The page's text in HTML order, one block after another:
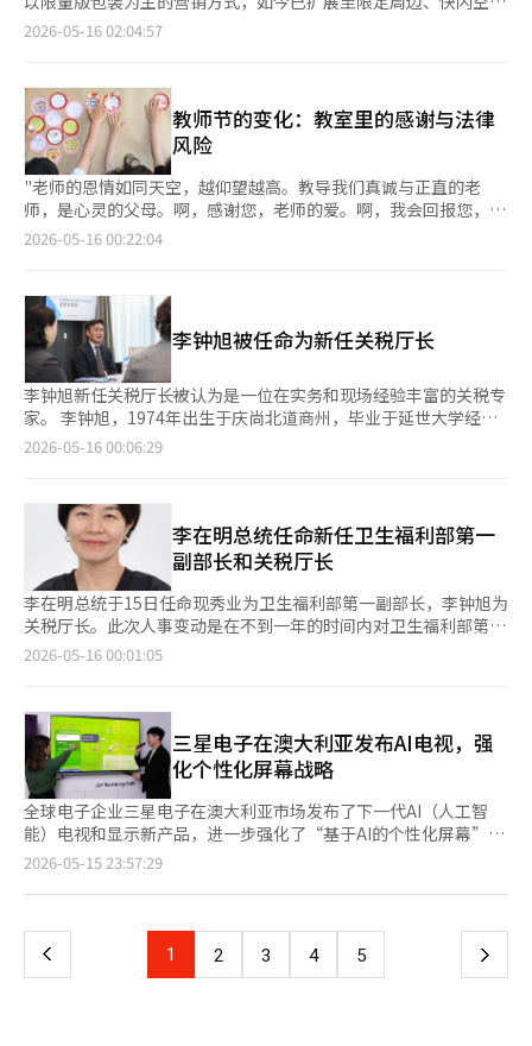
文化交流意义。”※ 本报道经人工智能（AI）系统翻译与编辑。
国旅游公社和地方自治团体共同推进的反价旅行项目，为前往人口
减少地区的游客提供住宿、餐饮、体验等旅行费用的一半，通过手
追加预算，将支持地区从20个扩大到30个。 实际上，密阳市5月份
的预申请在一天内就提前结束。崔部长当天亲自访问了密阳市选定
的反价旅行认证景点迎南楼和密阳邑城，尽管是工作日的上午，仍
然人潮涌动。 密阳市旅游振兴科科长李京淑表示：“4月份接待了
2000人，5月份接待了2500人，所有申请都在一天内结束。”她还
解释说，包括即时返还结算在内的密阳旅游指南邮寄服务和季节性
旅游活动等都得到了良好反响。她补充道：“为了参与每月的活
动，回访的游客也在增加，这对密阳地方经济有帮助。”密阳市将
消失地区，人口已降至10万以下，但由于反价旅行等的影响，数字
居民证的发放数量已超过10万件。该市通过将阳光密阳主题公园、
密阳阿里郎宇宙天文台、密阳冰谷缆车等主要旅游资源与数字旅游
居民证的优惠结合，促进了地方消费。反价旅行的效果甚至超过了
应对人口消失政策的效果。 崔部长当天还与致力于地方旅游振兴
的“旅游团体建设项目”相关人员进行了讨论。“旅游团体”是基
于居民独特资源和故事，支持居民创办和稳定运营旅游企业的居民
主导型政策项目。文化体育观光部计划基于去年4月确定的31亿韩
于文化基础设施和相关就业机会不足，关注文化的朋友们往往选择
前往首尔或釜山。” 对此，崔部长表示：“为了留住人们，文化
基础设施和内容等软实力必须提升。”他承诺通过“我们小区也能
有这些”的项目，让居民能够更方便地接触到演出、展览等文化活
动。他还表示：“让地方居民感受到‘与文化中心不再遥远’，而
是‘文化始终与我同在’。” ※ 本报道经人工智能（AI）系统翻
译与编辑。
及沉浸式体验内容等多个层面。 购买口红、气垫粉饼可获赠钥匙
为，随着10至20多岁年轻消费者逐渐主导市场，过去强调极简与
自然感的“纯净美妆（Clean Beauty）”风潮正在减弱，取而代
之的是更加鲜艳、可爱、强调玩具感与角色元素的包装设计。 如
今，角色联名已成为韩国美妆行业的新常态。近期，韩国健康美妆
零售商希杰欧利芙洋（CJ Olive Young）进一步扩大角色联名营销
规模。公司于本月1日至30日与 宝可梦韩国展开大型联名活动“欧
利芙洋 X 宝可梦” 。此次合作正值宝可梦30周年及韩国家庭月，
不仅推出约230种限定商品，还联动快闪店、增强现实（AR）游
于“Olive Young N 圣水” 。欧利芙洋将与AR游戏《宝可梦GO》
联动，推出《宝可梦GO》首尔集章拉力活动，并打造以宝可梦30
周年派对为主题的快闪空间。现场设置拍照区、胶囊玩具限定商品
区以及皮卡丘主题甜品等内容，全国13家门店还同步运营主题拍照
区、店内集章活动及应援信息打印机等体验项目。 此外，消费者
还可根据消费金额获赠野餐椅、亚克力摆件、一次性相机及磁贴等
限定周边。此次合作共有61个品牌参与，规模较去年与三丽鸥角色
联名时进一步扩大。 与过去仅更换包装不同，当前角色联名营销
围绕角色构建完整内容体验。例如，AMUSE以蒙奇奇为核心打造
扭蛋商店概念，Rom&nd则以米菲为主题打造文具店概念空间，
并通过大型快闪店与限定周边强化沉浸感。 业内认为，美妆营销
主导权如今已完全转向SNS平台。相比强调产品成分或功能，品牌
更倾向于打造适合拍照和上传社交媒体的视觉包装，通过
TikTok、Instagram等平台实现自然传播。AMUSE相关负责人表
示，对于追求潮流的Z世代（1995年至2009年出生人群）而言，
角色周边不仅能够带来拥有限定商品的满足感，也更容易成为主动
釉、安瓶等产品很难在功能层面实现明显突破，品牌正转而通过角
色IP与限定周边刺激购买欲望。 与此同时，美妆流通平台竞争加
剧，也被认为是角色联名热潮扩大的重要原因。随着MUSINSA 、
ABLY 、Daiso等平台不断扩大美妆业务，各平台均通过独家联名
与限量版策略争夺年轻消费者。 业内分析认为，这一变化也反映
出韩国美妆市场核心消费层已逐渐转向10至20多岁年轻群体。长
期接触短视频内容的年轻消费者，更容易对色彩、香味及包装等直
同比增长60.6%，外国消费者销售额也同比增长57%。随着越来越
多外籍游客将角色联名美妆产品作为访韩伴手礼购买，角色IP与限
定周边结合的营销影响力也在持续扩大。
2026-05-16 02:04:57
教师节的变化：教室里的感谢与法律
风险
"老师的恩情如同天空，越仰望越高。教导我们真诚与正直的老
师，是心灵的父母。啊，感谢您，老师的爱。啊，我会回报您，老
师的恩情。" 在教师节，这首歌曾经常被唱起，但如今却难以听
利益相关者”，因此建议在教师节时不要向教师赠送蛋糕或一起分
享。 "孩子们在制作教师节卡片时，讨论‘老师能不能收礼物’。
有些学生甚至说‘连康乃馨都不行，连饮料都不能给老师，否则老
师会被抓’。我听到他们毫不避讳地说这些话，心中感到苦
涩。"在釜山金井区某小学担任六年级班主任的21年教龄教师尹美
淑表示。 "孩子们可能没有恶意，但在教师节前，‘老师收一瓶饮
料也会被抓’的说法在教室里被理所当然地讨论，这让我感到自
责。" 她反问道：“这种情况真的正常吗？” 在教师节这个本应表
虑法律风险。 这一场景在韩国社会中显得尤为讽刺，因为“教
师”不仅是一个职业称谓，更是尊重和道德权威的象征。在儒家文
化中，教师被视为不仅传授知识的人，更是教导人格和秩序的存
在，至今学校里仍延续着“老师的恩情”歌曲和感谢信的文化。
教师节始于1958年青少年红十字（RCY）成员探访生病教师的活
动，1965年定于5月15日，即世宗大王诞辰日，成为全国性纪念
日。然而，随着教师权威的下降、恶性投诉和各种法律负担的叠
加，教师之间出现了“如今只剩下名字的日子”的自嘲。 教师的
查”，超过一半的教师在过去一年中考虑过辞职。约五分之一的教
师表示“教师受到社会尊重”，而感到教职生活有成就感的回答也
仅停留在30%左右。 教师权利受到侵害和信任崩溃的无力感也十
分明显。韩国教师团体总联合会（KFTA）在第45届教师节前，于
上个月27日至本月5日对全国幼儿园、小学、中学、高中和大学的
8900名教师进行的调查显示，49.2%的受访者表示“最近1至2年
间职业自豪感降低”。教师们感到最无力的时刻是“未能获得学生
和家长的信任，教师权利受到侵害”（67.9%）。 地区现场的氛围
示“如果重生，不会选择教师职业”。80.9%的教师表示“在正当
教育活动中也担心因儿童虐待举报而被起诉”，85.1%的教师认为
儿童虐待处罚法中的“情感虐待”条款抑制了教育活动。 教师们
2026-05-16 00:22:04
李钟旭被任命为新任关税厅长
李钟旭新任关税厅长被认为是一位在实务和现场经验丰富的关税专
家。 李钟旭，1974年出生于庆尚北道商州，毕业于延世大学经济
学专业，随后在美国罗格斯大学获得行政学硕士学位。他通过第43
务。此外，他还担任过仁川海关港口通关监督局局长、总部审查局
局长、通关局局长、计划协调官、调查局局长等职务。 在担任关
税厅调查局局长期间，他曾领导新设的贸易安全特别调查组。去年
10月被任命为关税厅副厅长，今天实现内部晋升。 自2005年成允
甲前厅长（第22任）、2016年千洪旭前厅长（第28任）、2020年
卢石焕前厅长（第30任）、2025年李明九前厅长（第34任）以
来，李钟旭成为第五位内部晋升的关税厅长。 青瓦台宣传沟通首
席李圭妍在当天的简报中评价李钟旭：“作为经历过计划协调官等
国政府联合打击了大量毒品。他是能够稳定支持企业贸易和投资活
动，并阻止危害国民安全的通关行为的合适人选。” ◇个人简历
△1974年出生 △延世大学经济学专业 △美国罗格斯大学行政学硕
士 △第43届行政考试 △关税厅创造性计划财政负责人 △关税厅人
事管理负责人 △关税厅通关计划科长 △仁川海关港口通关监督局
局长 △关税厅审查局局长 △关税厅通关局局长 △关税厅计划协调
官 △关税厅调查局局长 △关税厅副厅长※ 本报道经人工智能
（AI）系统翻译与编辑。
2026-05-16 00:06:29
李在明总统任命新任卫生福利部第一
副部长和关税厅长
李在明总统于15日任命现秀业为卫生福利部第一副部长，李钟旭为
关税厅长。此次人事变动是在不到一年的时间内对卫生福利部第一
副部长和关税厅长进行的重大调整。 青瓦台宣传沟通首席李圭妍
育政策科长等重要职务。 李首席表示：“现副部长是一位养育四
个孩子的职场妈妈，为改善保育教师的待遇和引入幼儿园现场保育
制度做出了重大贡献，是构建全面社会安全网的合适人选。” 关
于新任关税厅长李钟旭，李首席指出：“他曾成功查获大规模非法
绕道出口，并与泰国政府联合打击大量毒品，能够稳定支持我国企
业的贸易和投资活动，阻止危害国民安全的通关行为。” 现副部
长和李钟旭分别于去年6月和7月被任命，现副部长在两天前被指定
为“社会孤立专责副部长”。 李首席在被问及人事变动的背景时
表示：“刚上任工作本身就非常困难，二位在相关领域为政策基础
示：“新任厅长和副部长的任命将期待能够更迅速地制定更高层次
的政策，这次人事变动是为了使相关领域的行政工作更具进步
2026-05-16 00:01:05
三星电子在澳大利亚发布AI电视，强
化个性化屏幕战略
全球电子企业三星电子在澳大利亚市场发布了下一代AI（人工智
能）电视和显示新产品，进一步强化了“基于AI的个性化屏幕”战
略。三星电子通过实时分析观看环境和内容特性，超越了简单的画
15日在澳大利亚悉尼举行了“2026澳大利亚技术研讨会”。 三星
和行业人士介绍最新的视频和音频技术。本次活动吸引了当地科技
媒体和行业人士的参与，体验了2026年款电视、游戏显示器新产
2026-05-15 23:57:29
上
页
1 2 3 4 5 下